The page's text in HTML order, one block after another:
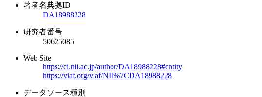
著者名典拠ID
DA18988228
研究者番号
50625085
Web Site
https://ci.nii.ac.jp/author/DA18988228#entity
https://viaf.org/viaf/NII%7CDA18988228
データソース種別